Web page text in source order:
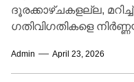
ദൂരക്കാഴ്ചകളല്ല,
ഗതിവിഗതികളെ
വിശ്വസിക്കുന്നത്.
അപൂർവ്വവും
Admin April 23, 2026